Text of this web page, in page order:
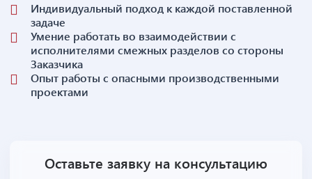
Индивидуальный подход к каждой поставленной
задаче
Умение работать во взаимодействии с
исполнителями смежных разделов со стороны
Заказчика
Опыт работы с опасными производственными
проектами
Оставьте заявку на консультацию